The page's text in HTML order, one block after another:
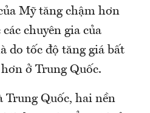
Mỹ tăng chậm hơn
chuyên gia của
do tốc độ tăng giá bất
ở Trung Quốc.
Trung Quốc, hai nền